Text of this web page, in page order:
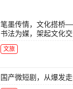
笔墨传情，文化搭桥
书法为媒，架起文化
文旅
国产微短剧，从爆发